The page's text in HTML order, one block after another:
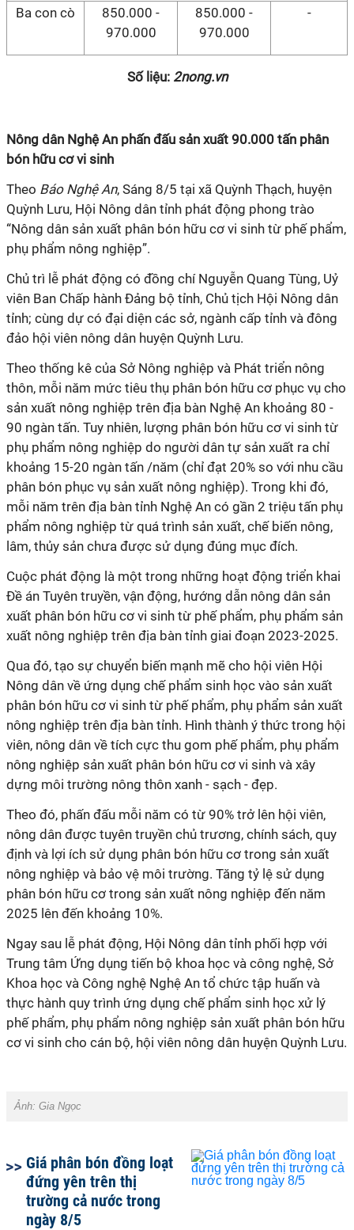
Ba con cò
850.000 -
970.000
850.000 -
970.000
-
Số liệu: 2nong.vn
Nông dân Nghệ An phấn đấu sản xuất 90.000 tấn phân
bón hữu cơ vi sinh
Theo Báo Nghệ An, Sáng 8/5 tại xã Quỳnh Thạch, huyện
Quỳnh Lưu, Hội Nông dân tỉnh phát động phong trào
“Nông dân sản xuất phân bón hữu cơ vi sinh từ phế phẩm,
phụ phẩm nông nghiệp”.
Chủ trì lễ phát động có đồng chí Nguyễn Quang Tùng, Uỷ
viên Ban Chấp hành Đảng bộ tỉnh, Chủ tịch Hội Nông dân
tỉnh; cùng dự có đại diện các sở, ngành cấp tỉnh và đông
đảo hội viên nông dân huyện Quỳnh Lưu.
Theo thống kê của Sở Nông nghiệp và Phát triển nông
thôn, mỗi năm mức tiêu thụ phân bón hữu cơ phục vụ cho
sản xuất nông nghiệp trên địa bàn Nghệ An khoảng 80 -
90 ngàn tấn. Tuy nhiên, lượng phân bón hữu cơ vi sinh từ
phụ phẩm nông nghiệp do người dân tự sản xuất ra chỉ
khoảng 15-20 ngàn tấn /năm (chỉ đạt 20% so với nhu cầu
phân bón phục vụ sản xuất nông nghiệp). Trong khi đó,
mỗi năm trên địa bàn tỉnh Nghệ An có gần 2 triệu tấn phụ
phẩm nông nghiệp từ quá trình sản xuất, chế biến nông,
lâm, thủy sản chưa được sử dụng đúng mục đích.
Cuộc phát động là một trong những hoạt động triển khai
Đề án Tuyên truyền, vận động, hướng dẫn nông dân sản
xuất phân bón hữu cơ vi sinh từ phế phẩm, phụ phẩm sản
xuất nông nghiệp trên địa bàn tỉnh giai đoạn 2023-2025.
Qua đó, tạo sự chuyển biến mạnh mẽ cho hội viên Hội
Nông dân về ứng dụng chế phẩm sinh học vào sản xuất
phân bón hữu cơ vi sinh từ phế phẩm, phụ phẩm sản xuất
nông nghiệp trên địa bàn tỉnh. Hình thành ý thức trong hội
viên, nông dân về tích cực thu gom phế phẩm, phụ phẩm
nông nghiệp sản xuất phân bón hữu cơ vi sinh và xây
dựng môi trường nông thôn xanh - sạch - đẹp.
Theo đó, phấn đấu mỗi năm có từ 90% trở lên hội viên,
nông dân được tuyên truyền chủ trương, chính sách, quy
định và lợi ích sử dụng phân bón hữu cơ trong sản xuất
nông nghiệp và bảo vệ môi trường. Tăng tỷ lệ sử dụng
phân bón hữu cơ trong sản xuất nông nghiệp đến năm
2025 lên đến khoảng 10%.
Ngay sau lễ phát động, Hội Nông dân tỉnh phối hợp với
Trung tâm Ứng dụng tiến bộ khoa học và công nghệ, Sở
Khoa học và Công nghệ Nghệ An tổ chức tập huấn và
thực hành quy trình ứng dụng chế phẩm sinh học xử lý
phế phẩm, phụ phẩm nông nghiệp sản xuất phân bón hữu
cơ vi sinh cho cán bộ, hội viên nông dân huyện Quỳnh Lưu.
Ảnh: Gia Ngọc
Giá phân bón đồng loạt
đứng yên trên thị
trường cả nước trong
ngày 8/5